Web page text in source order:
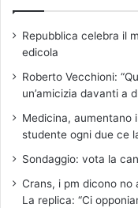
Repubblica celebra il
edicola
Roberto Vecchioni:
un’amicizia davanti a
Medicina, aumentano
studente ogni due ce
Sondaggio: vota la
Crans, i pm dicono no
La replica: “Ci